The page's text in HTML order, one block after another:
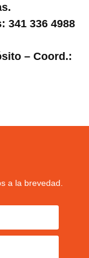
341 336 4988
– Coord.:
a la brevedad.